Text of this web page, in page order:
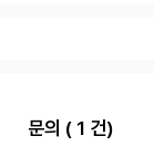
문의 ( 1 건)